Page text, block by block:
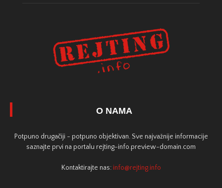
O NAMA
Potpuno drugačiji - potpuno objektivan. Sve najvažnije informacije
saznajte prvi na portalu rejting-info.preview-domain.com
Kontaktirajte nas: info@rejting.info